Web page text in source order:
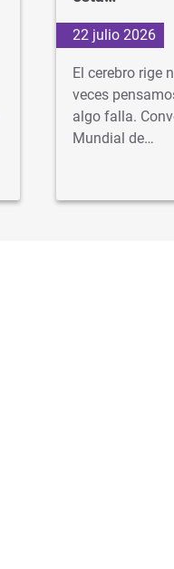
22 julio 2026
El cerebro rige
veces
algo falla.
Mundial de…